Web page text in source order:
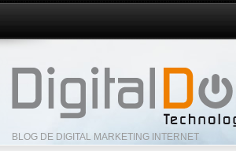
BLOG DE DIGITAL MARKETING INTERNET